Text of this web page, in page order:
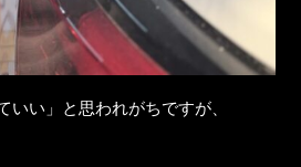
いい」と思われがちですが、